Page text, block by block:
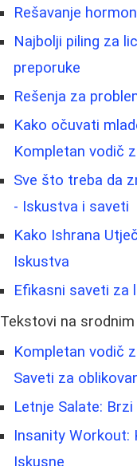
Rešavanje
Najbolji piling za
preporuke
Rešenja za
Kako očuvati
Kompletan vodič
Sve što treba da
- Iskustva i saveti
Kako Ishrana
Iskustva
Efikasni saveti za
Tekstovi na
Kompletan vodič
Saveti za
Letnje Salate:
Insanity Workout:
Iskusne